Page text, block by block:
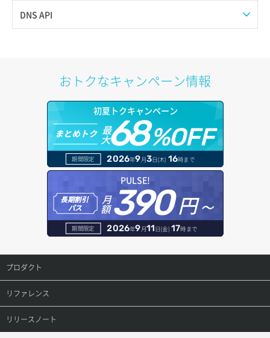
ポートデタッチ
ボリュームアタッチ
ボリュームデタッチ
プール作成
ヘルスモニタ一覧取得
ヘルスモニタ作成
ヘルスモニタ削除
ヘルスモニタ更新
ヘルスモニタ詳細取得
メンバー更新
メンバー詳細取得
Web公開
オブジェクトダウンロード
オブジェクトバージョン管理
オブジェクト一覧取得
オブジェクト削除
オブジェクト削除予約
オブジェクト複製
オブジェクト詳細取得
コンテナ一覧取得
コンテナ作成
DNS API
ドメイン情報登録
ドメイン詳細取得
レコード一覧取得
レコード作成
レコード更新
レコード詳細取得
おトクなキャンペーン情報
初夏トクキャンペーン
まとめトク 最
大68%OFF
期間限定 2026年9月3日(木) 16時まで
PULSE!
長期割引
パス
月
額390円～
期間限定 2026年9月11日(金) 17時まで
プロダクト
プロダクトトップ
ConoHa VPS(Ver.3.0)
リファレンス
リファレンストップ
リリースノート